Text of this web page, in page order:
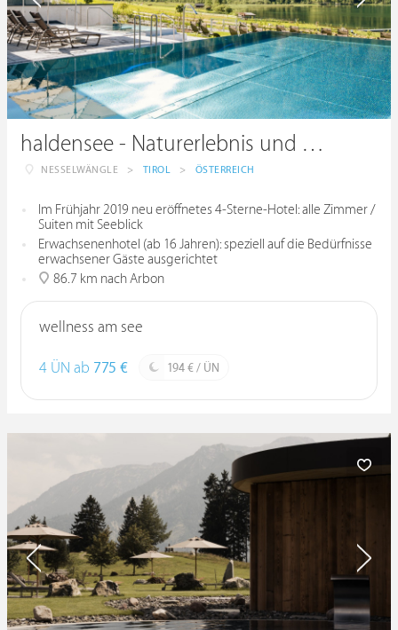
haldensee - Naturerlebnis und Wellnesshotel
NESSELWÄNGLE > TIROL > ÖSTERREICH
Im Frühjahr 2019 neu eröffnetes 4-Sterne-Hotel: alle Zimmer /
Suiten mit Seeblick
Erwachsenenhotel (ab 16 Jahren): speziell auf die Bedürfnisse
erwachsener Gäste ausgerichtet
86.7 km nach Arbon
wellness am see
4 ÜN ab 775 € 194 € / ÜN